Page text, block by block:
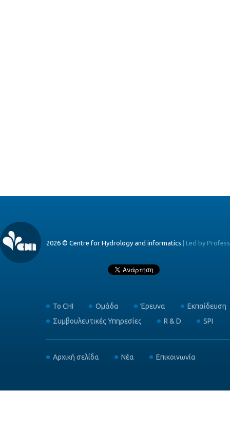
2026 © Centre for Hydrology and informatics Led by
Το CHI Ομάδα Έρευνα
Εκπαίδευση
Συμβουλευτικές Υπηρεσίες
R & D SPI
Αρχική σελίδα Νέα Επικοινωνία